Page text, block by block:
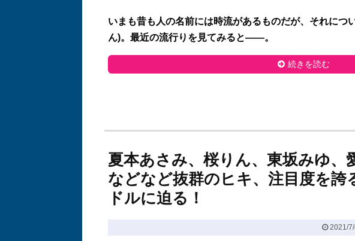
いまも昔も人の名前には時流があるものだが、それにつ
ん)。最近の流行りを見てみると――。
続きを読む
夏本あさみ、桜りん、東坂みゆ、
などなど抜群のヒキ、注目度を誇
ドルに迫る！
2021/